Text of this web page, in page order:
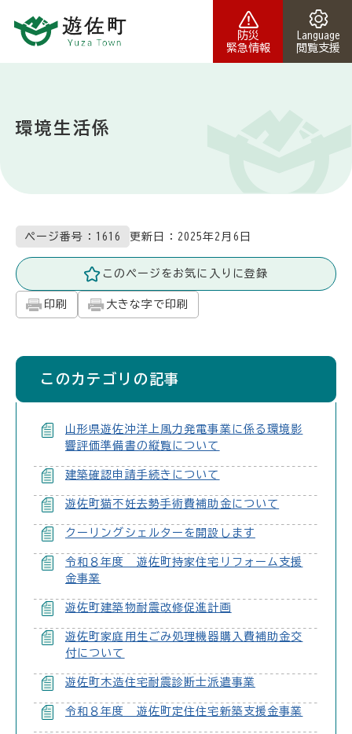
防災
緊急情報
Language
閲覧支援
環境生活係
ページ番号：1616 更新日： 2025年2月6日
このページをお気に入りに登録
印刷 大きな字で印刷
このカテゴリの記事
山形県遊佐沖洋上風力発電事業に係る環境影
響評価準備書の縦覧について
建築確認申請手続きについて
遊佐町猫不妊去勢手術費補助金について
クーリングシェルターを開設します
令和８年度 遊佐町持家住宅リフォーム支援
金事業
遊佐町建築物耐震改修促進計画
遊佐町家庭用生ごみ処理機器購入費補助金交
付について
遊佐町木造住宅耐震診断士派遣事業
令和８年度 遊佐町定住住宅新築支援金事業